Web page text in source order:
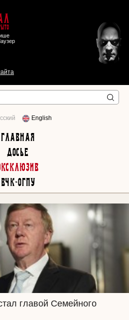
English
Главная
Досье
ВЧК-ОГПУ
главой Семейного